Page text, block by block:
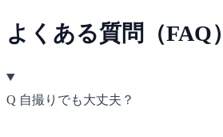
よくある質問（FAQ）
Q 自撮りでも大丈夫？